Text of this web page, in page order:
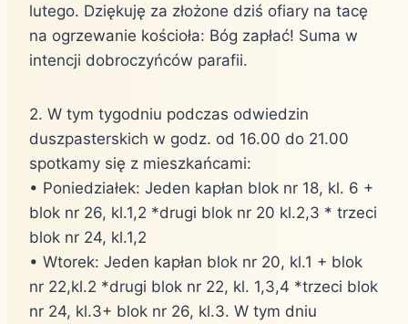
lutego. Dziękuję za złożone dziś ofiary na tacę
na ogrzewanie kościoła: Bóg zapłać! Suma w
intencji dobroczyńców parafii.
2. W tym tygodniu podczas odwiedzin
duszpasterskich w godz. od 16.00 do 21.00
spotkamy się z mieszkańcami:
• Poniedziałek: Jeden kapłan blok nr 18, kl. 6 +
blok nr 26, kl.1,2 *drugi blok nr 20 kl.2,3 * trzeci
blok nr 24, kl.1,2
• Wtorek: Jeden kapłan blok nr 20, kl.1 + blok
nr 22,kl.2 *drugi blok nr 22, kl. 1,3,4 *trzeci blok
nr 24, kl.3+ blok nr 26, kl.3. W tym dniu